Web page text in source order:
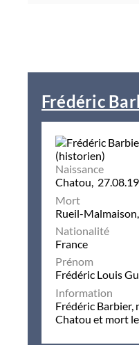
Frédéric
Naissance
Chatou,
Mort
Rueil-
Nationalité
France
Prénom
Frédéric Louis
Information
Frédéric Barbier,
Chatou et mort